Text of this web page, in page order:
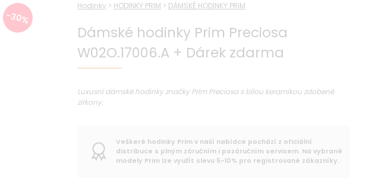
Hodinky > HODINKY PRIM > DÁMSKÉ HODINKY PRIM
Dámské hodinky Prim Preciosa
W02O.17006.A + Dárek zdarma
-30%
Luxusní dámské hodinky značky Prim Preciosa s bílou keramikou zdobené
zirkony.
Veškeré hodinky Prim v naší nabídce pochází z oficiální
distribuce s plným záručním i pozáručním servisem. Na vybrané
modely Prim lze využít slevu 5-10% pro registrované zákazníky.